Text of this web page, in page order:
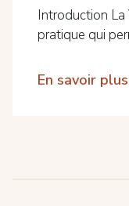
Introduction La
pratique qui
En savoir plus